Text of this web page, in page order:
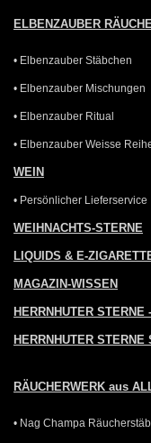
ELBENZAUBER
• Elbenzauber Stäbchen
• Elbenzauber Mischungen
• Elbenzauber Ritual
• Elbenzauber Weisse
WEIN
• Persönlicher Lieferservice
WEIHNACHTS-STERNE
LIQUIDS & E-
MAGAZIN-WISSEN
HERRNHUTER STERNE
HERRNHUTER STERNE
RÄUCHERWERK aus
• Nag Champa